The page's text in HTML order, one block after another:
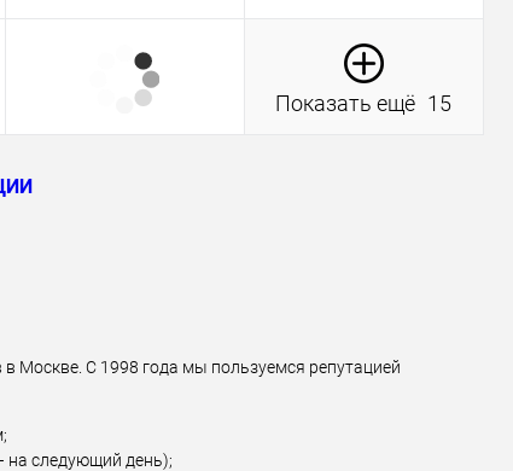
Показать ещё 15
Москве. С 1998 года мы пользуемся репутацией
на следующий день);